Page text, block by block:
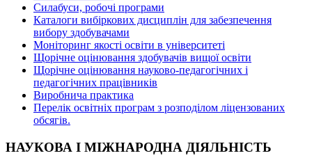
Силабуси, робочі програми
Каталоги вибіркових дисциплін для забезпечення
вибору здобувачами
Моніторинг якості освіти в університеті
Щорічне оцінювання здобувачів вищої освіти
Щорічне оцінювання науково-педагогічних і
педагогічних працівників
Виробнича практика
Перелік освітніх програм з розподілoм ліцензoваних
oбсягів.
НАУКОВА І МІЖНАРОДНА ДІЯЛЬНІСТЬ